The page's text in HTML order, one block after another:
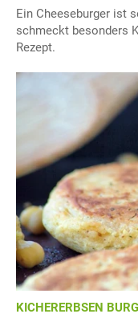
Ein Cheeseburger ist
schmeckt besonders
Rezept.
KICHERERBSEN